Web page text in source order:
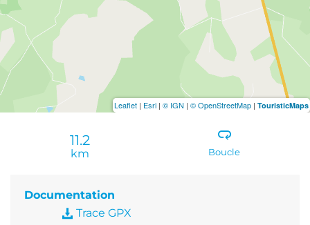
11.2
km Boucle
Documentation
Trace GPX
Leaflet | Esri | © IGN | © OpenStreetMap | TouristicMaps